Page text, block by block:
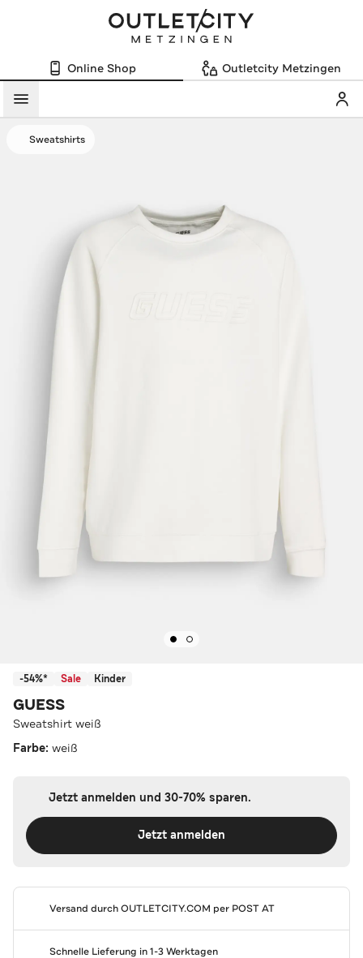
Online Shop Outletcity Metzingen
Menü
Sweatshirts
-54%* Sale Kinder
GUESS
Sweatshirt weiß
Farbe: weiß
Jetzt anmelden und 30-70% sparen.
Jetzt anmelden
Versand durchOUTLETCITY.COM per POST AT
Schnelle Lieferung in 1-3 Werktagen